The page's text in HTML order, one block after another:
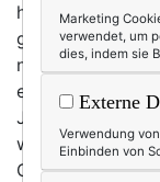
heute die
gewünschte
nicht lieferbar
erinnere ich
Jahr für den
waren es
Gastkindern
Marketing
verwendet, um
dies, indem sie
Externe
Verwendung
Einbinden von